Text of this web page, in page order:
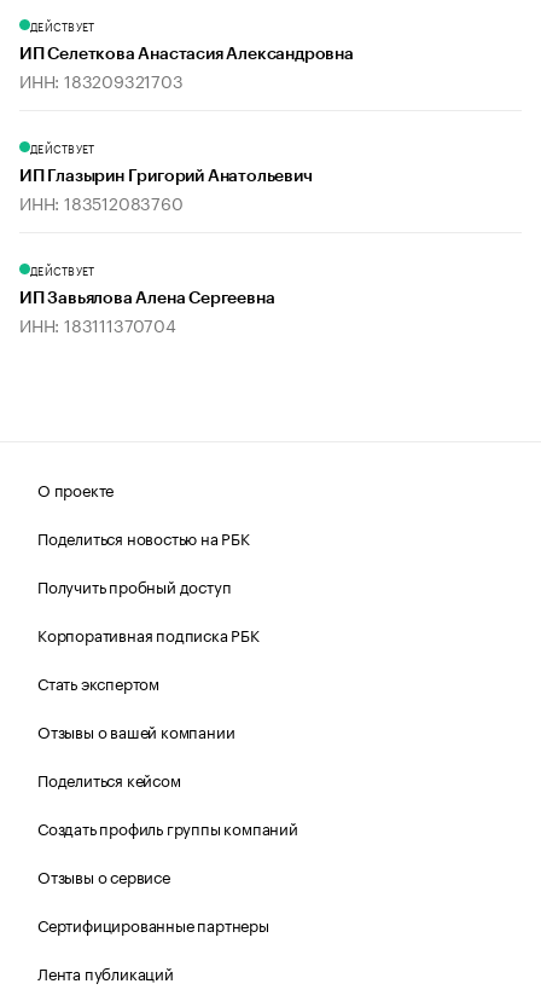
ДЕЙСТВУЕТ
ИП Селеткова Анастасия Александровна
ИНН: 183209321703
ДЕЙСТВУЕТ
ИП Глазырин Григорий Анатольевич
ИНН: 183512083760
ДЕЙСТВУЕТ
ИП Завьялова Алена Сергеевна
ИНН: 183111370704
О проекте
Поделиться новостью на РБК
Получить пробный доступ
Корпоративная подписка РБК
Стать экспертом
Отзывы о вашей компании
Поделиться кейсом
Создать профиль группы компаний
Отзывы о сервисе
Сертифицированные партнеры
Лента публикаций